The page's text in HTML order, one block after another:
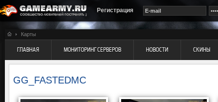
Регистрация
Карты
ГЛАВНАЯ МОНИТОРИНГ СЕРВЕРОВ НОВОСТИ СКИНЫ
GG_FASTEDMC